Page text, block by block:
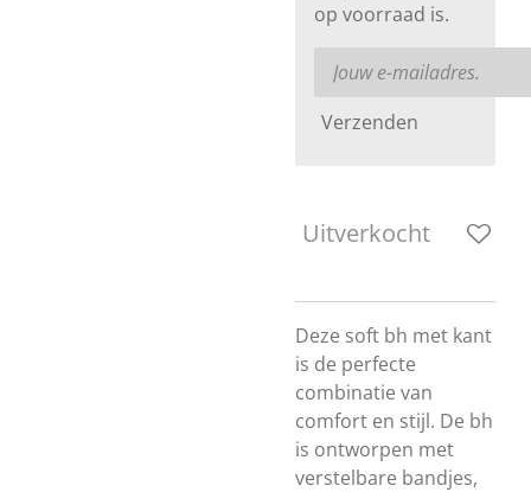
op voorraad is.
Verzenden
Uitverkocht
Deze soft bh met kant
is de perfecte
combinatie van
comfort en stijl. De bh
is ontworpen met
verstelbare bandjes,